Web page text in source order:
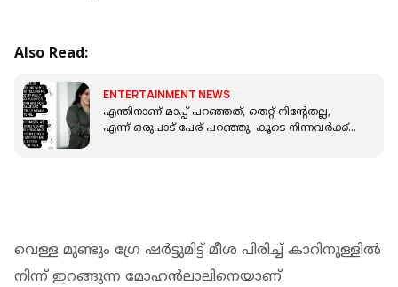
Also Read:
ENTERTAINMENT NEWS
എന്തിനാണ് മാപ്പ് പറഞ്ഞത്, തെറ്റ് നിന്റേതല്ല,
എന്ന് ഒരുപാട് പേര് പറഞ്ഞു; കൂടെ നിന്നവർക്ക്
വെള്ള മുണ്ടും ഗ്രേ ഷർട്ടുമിട്ട് മീശ പിരിച്ച് കാറിനുള്ളിൽ
നിന്ന് ഇറങ്ങുന്ന മോഹൻലാലിനെയാണ്